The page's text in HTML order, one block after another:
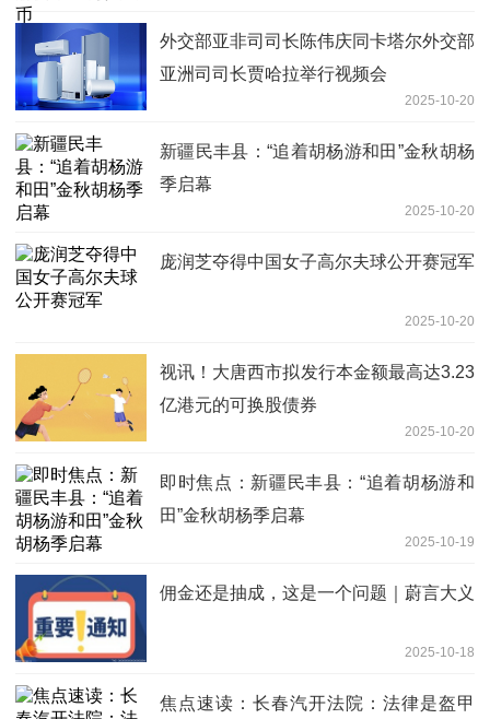
外交部亚非司司长陈伟庆同卡塔尔外交部
亚洲司司长贾哈拉举行视频会
2025-10-20
新疆民丰县：“追着胡杨游和田”金秋胡杨
季启幕
2025-10-20
庞润芝夺得中国女子高尔夫球公开赛冠军
2025-10-20
视讯！大唐西市拟发行本金额最高达3.23
亿港元的可换股债券
2025-10-20
即时焦点：新疆民丰县：“追着胡杨游和
田”金秋胡杨季启幕
2025-10-19
佣金还是抽成，这是一个问题｜蔚言大义
2025-10-18
焦点速读：长春汽开法院：法律是盔甲